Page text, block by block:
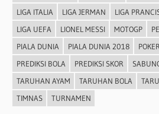
LIGA ITALIA
LIGA JERMAN LIGA
LIGA UEFA
LIONEL MESSI MOTOGP
PIALA DUNIA
PIALA DUNIA 2018 POKER
PREDIKSI BOLA
PREDIKSI SKOR
TARUHAN AYAM
TARUHAN BOLA
TIMNAS
TURNAMEN